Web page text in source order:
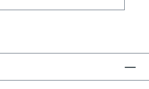
hydraulischen Abgleich,
Einstellwerte der
Thermostat-Ventile zu